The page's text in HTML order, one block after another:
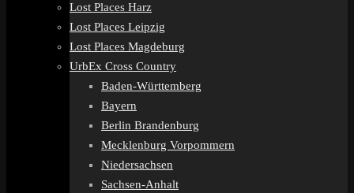
Lost Places Harz
Lost Places Leipzig
Lost Places Magdeburg
UrbEx Cross Country
Baden-Württemberg
Bayern
Berlin Brandenburg
Mecklenburg Vorpommern
Niedersachsen
Sachsen-Anhalt